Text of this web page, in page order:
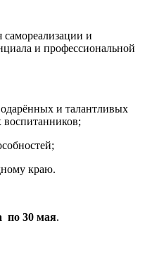
и
и профессиональной
и талантливых
воспитанников;
краю.
по 30 мая.